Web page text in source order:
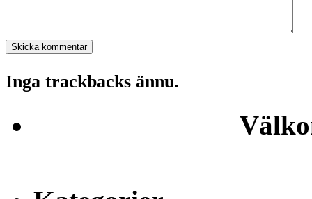
Inga trackbacks ännu.